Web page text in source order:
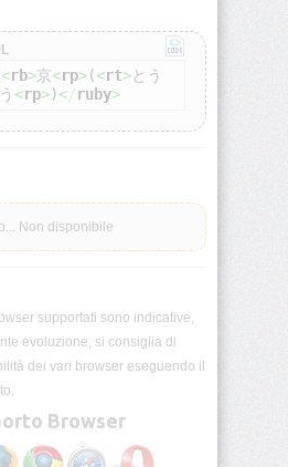
<rb>京<rp>(<rt>とう
<rp>)</ruby>
Non disponibile
supportati sono indicative,
evoluzione, si consiglia di
dei vari browser eseguendo il
Browser